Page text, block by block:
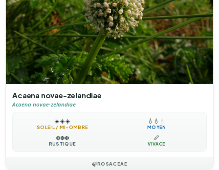
Acaena novae-zelandiae
Acaena novae-zelandiae
☀️☀️☀️
SOLEIL / MI-OMBRE
💧 💧 💧
MOYEN
❄️❄️❄️
RUSTIQUE
📏
VIVACE
🍃ROSACEAE